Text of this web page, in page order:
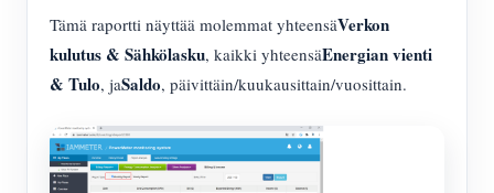
Tämä raportti näyttää molemmat yhteensäVerkon
kulutus & Sähkölasku, kaikki yhteensäEnergian vienti
& Tulo, jaSaldo, päivittäin/kuukausittain/vuosittain.